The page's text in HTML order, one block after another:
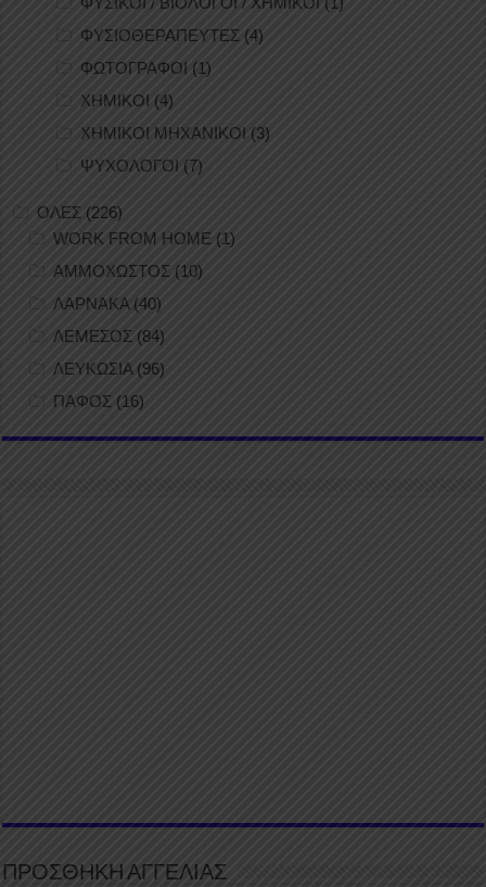
ΦΥΣΙΟΘΕΡΑΠΕΥΤΕΣ (4)
ΦΩΤΟΓΡΑΦΟΙ (1)
ΧΗΜΙΚΟΙ (4)
ΧΗΜΙΚΟΙ ΜΗΧΑΝΙΚΟΙ (3)
ΨΥΧΟΛΟΓΟΙ (7)
ΟΛΕΣ (226)
WORK FROM HOME (1)
ΑΜΜΟΧΩΣΤΟΣ (10)
ΛΑΡΝΑΚΑ (40)
ΛΕΜΕΣΟΣ (84)
ΛΕΥΚΩΣΙΑ(96)
ΠΑΦΟΣ (16)
ΠΡΟΣΘΗΚΗ ΑΓΓΕΛΙΑΣ